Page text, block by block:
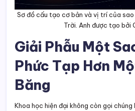
Sơ đồ cấu tạo cơ bản và vị trí của
Trời. Anh được tạo bởi
Giải Phẫu Một
Phức Tạp Hơn
Băng
Khoa học hiện đại không còn gọi chúng